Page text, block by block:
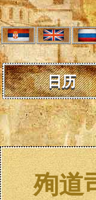
日历
殉道